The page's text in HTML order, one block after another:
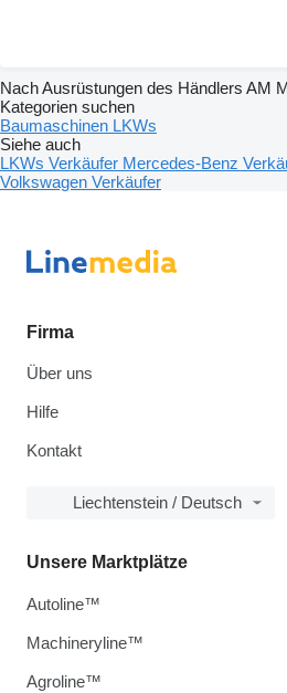
Nach Ausrüstungen des Händlers AM
Kategorien suchen
Baumaschinen LKWs
Siehe auch
LKWs Verkäufer Mercedes-Benz
Volkswagen Verkäufer
Firma
Über uns
Hilfe
Kontakt
Liechtenstein / Deutsch
Unsere Marktplätze
Autoline™
Machineryline™
Agroline™